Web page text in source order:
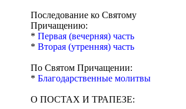
Последование ко Святому
Причащению:
* Первая (вечерняя) часть
* Вторая (утренняя) часть
По Святом Причащении:
* Благодарственные молитвы
О ПОСТАХ И ТРАПЕЗЕ: